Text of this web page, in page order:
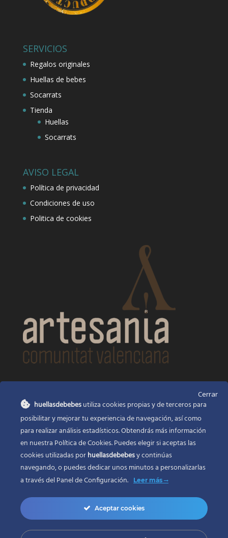
SERVICIOS
Regalos originales
Huellas de bebes
Socarrats
Tienda
Huellas
Socarrats
AVISO LEGAL
Política de privacidad
Condiciones de uso
Politica de cookies
Huellas de bebés
Santa Ana, 22Alcasser Valencia 46290
625 120 591
info@huellasdebebes.com
Cerrar
huellasdebebesutiliza cookies propias y de terceros para
posibilitar y mejorar tu experiencia de navegación, así como
para realizar análisis estadísticos. Obtendrás más información
en nuestra Política de Cookies. Puedes elegir si aceptas las
cookies utilizadas porhuellasdebebesy continúas
navegando, o puedes dedicar unos minutos a personalizarlas
a través delPanel de Configuración. Leer más
Aceptar cookies